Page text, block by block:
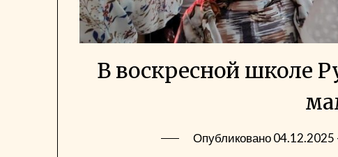
В воскресной школе
Опубликовано04.12.2025